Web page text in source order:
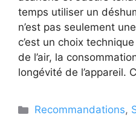
temps utiliser un
n’est pas seulement
c’est un choix
de l’air, la
longévité de l’appareil.
Catégories
Recommandations,